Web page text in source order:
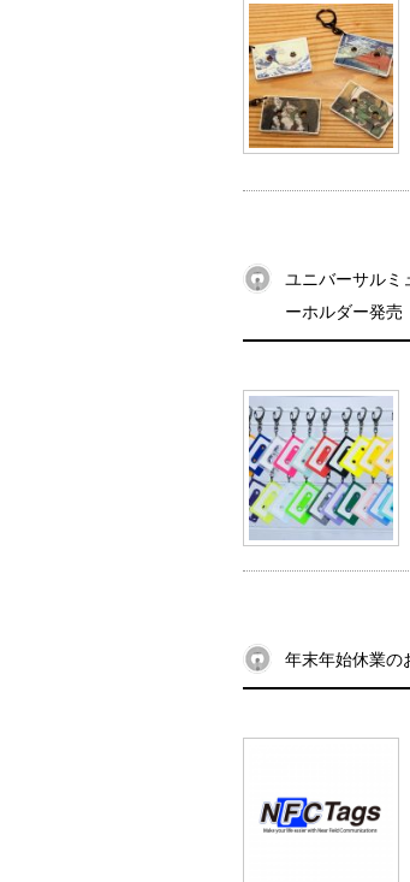
ユニバーサルミ
ーホルダー発売
年末年始休業の